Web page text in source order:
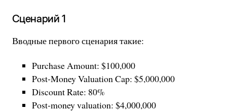
Сценарий 1
Вводные первого сценария такие:
Purchase Amount: $100,000
Post-Money Valuation Cap: $5,000,000
Discount Rate: 80%
Post-money valuation: $4,000,000